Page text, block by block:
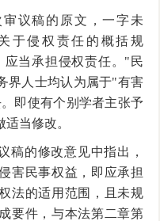
议稿的原文，一字未
于侵权责任的概括规
当承担侵权责任。"民
界人士均认为属于"有害
即使有个别学者主张予
当修改。
稿的修改意见中指出，
害民事权益，即应承担
法的适用范围，且未规
要件，与本法第二章第